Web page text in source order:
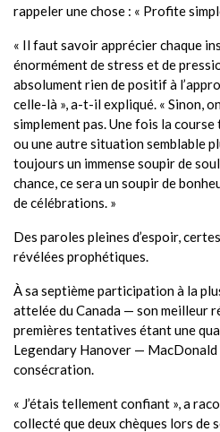
rappeler une chose : « Profite
« Il faut savoir apprécier chaque
énormément de stress et de
absolument rien de positif à
celle-là », a-t-il expliqué. « Sinon,
simplement pas. Une fois la
ou une autre situation semblable
toujours un immense soupir de
chance, ce sera un soupir de
de célébrations. »
Des paroles pleines d’espoir,
révélées prophétiques.
À sa septième participation à la
attelée du Canada — son meilleur
premières tentatives étant une
Legendary Hanover —
consécration.
« J’étais tellement confiant », a
collecté que deux chèques lors de